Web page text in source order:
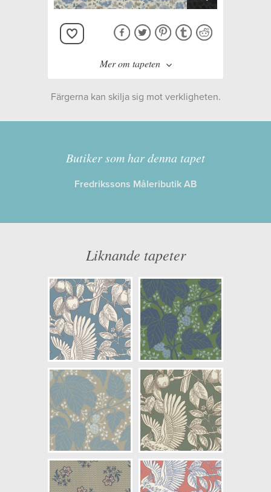
Mer om tapeten
Brömssen
Opacitet: Hög
Mönsterhöjd: 0,11
Artikelnummer: 28-04
NCS Bottenkulör: S1005-Y20R
Färg: Blå, Beige
Mönster: Blommig,
Småmönstrad
Struktur: Slät
Cirkapris: 1850,00 kr
(Kontakta din färghandlare för
exakt pris.)
Färgerna kan skilja sig mot verkligheten.
Butiker som har denna tapet
Fredrikssons Måleributik AB
Liknande tapeter